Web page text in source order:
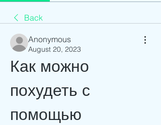
Back
Anonymous
August 20, 2023
Как можно
похудеть с
помощью